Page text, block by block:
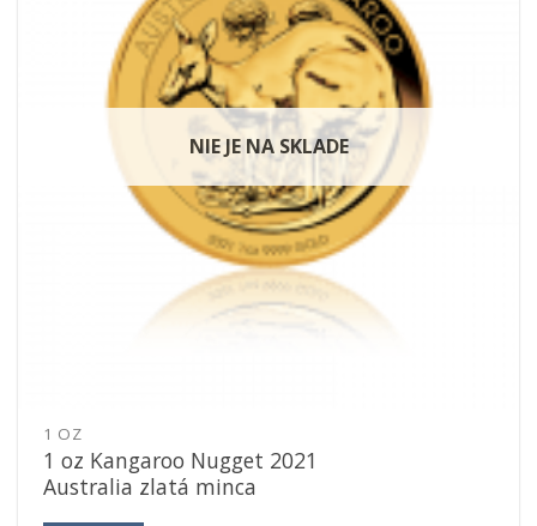
NIE JE NA SKLADE
1 OZ
1 oz Kangaroo Nugget 2021
Australia zlatá minca